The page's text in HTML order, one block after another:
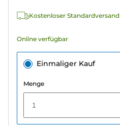
Kostenloser Standardversand
Online verfügbar
Einmaliger Kauf
Menge
1